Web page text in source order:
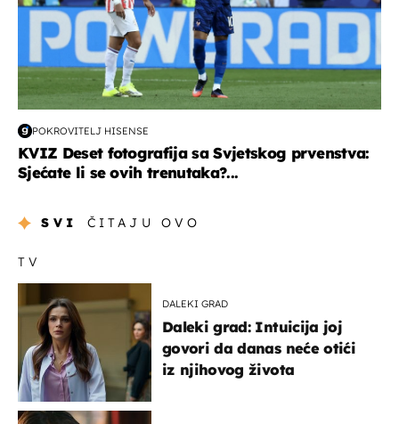
POKROVITELJ HISENSE
KVIZ Deset fotografija sa Svjetskog prvenstva:
Sjećate li se ovih trenutaka?...
SVI ČITAJU OVO
TV
DALEKI GRAD
Daleki grad: Intuicija joj
govori da danas neće otići
iz njihovog života